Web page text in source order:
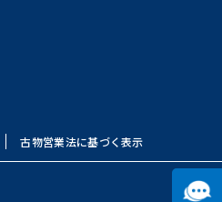
古物営業法に基づく表示